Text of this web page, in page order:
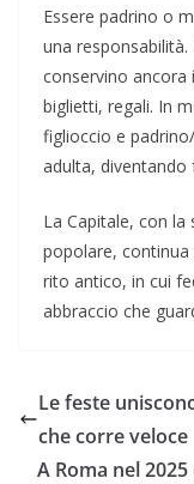
Essere padrino o
una
conservino
biglietti, regali. In
figlioccio e
adulta,
La Capitale, con
popolare,
rito antico, in cui
abbraccio che
Le feste
che corre veloce
A Roma nel